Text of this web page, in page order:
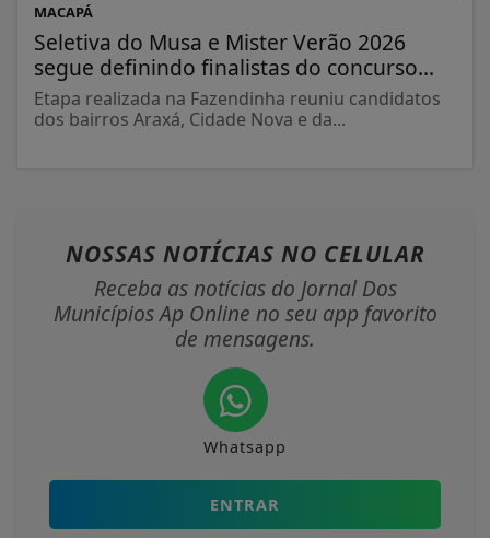
MACAPÁ
Seletiva do Musa e Mister Verão 2026
segue definindo finalistas do concurso...
Etapa realizada na Fazendinha reuniu candidatos
dos bairros Araxá, Cidade Nova e da...
NOSSAS NOTÍCIAS NO CELULAR
Receba as notícias do Jornal Dos
Municípios Ap Online no seu app favorito
de mensagens.
Whatsapp
ENTRAR